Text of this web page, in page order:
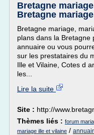
Bretagne
Bretagne
Bretagne mariage,
plans dans la Bretagne
annuaire ou vous
sur les prestataires du
Ille et Vilaine, Cotes d
les...
Lire la suite
Site : http://
Thèmes liés : forum
mariage ille et vilaine /